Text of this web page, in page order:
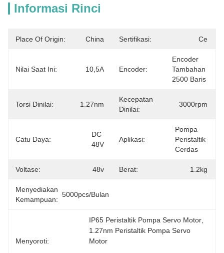
Informasi Rinci
Place Of Origin: China Sertifikasi: Ce
Nilai Saat Ini: 10,5A Encoder:
Encoder
Tambahan
2500 Baris
Torsi Dinilai: 1.27nm
Kecepatan
Dinilai:
3000rpm
Catu Daya:
DC
48V
Aplikasi:
Pompa
Peristaltik
Cerdas
Voltase: 48v Berat: 1.2kg
Menyediakan
Kemampuan:
5000pcs/bulan
Menyoroti:
IP65 Peristaltik Pompa Servo Motor
1.27nm Peristaltik Pompa Servo
Motor